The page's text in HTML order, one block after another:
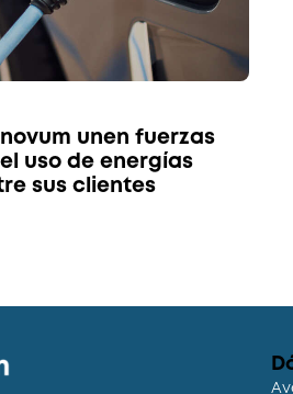
unen fuerzas
uso de energías
sus clientes